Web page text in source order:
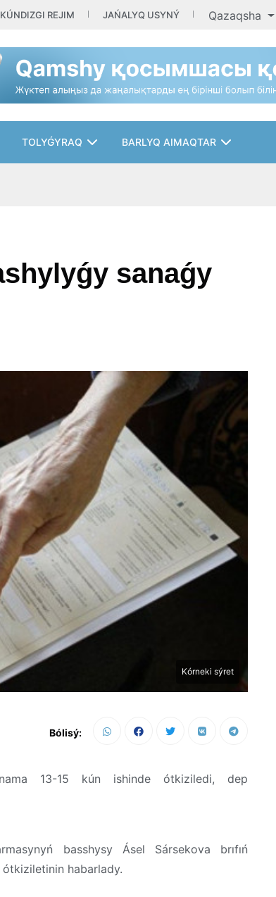
KÚNDIZGI REJIM JAŃALYQ USYNÝ Qazaqsha
TOLYǴYRAQ BARLYQ AIMAQTAR
sanaǵy
Kórneki sýret
Bólisý:
13-15 kún ishinde ótkiziledi, dep
basshysy Ásel Sársekova brıfıń
habarlady.